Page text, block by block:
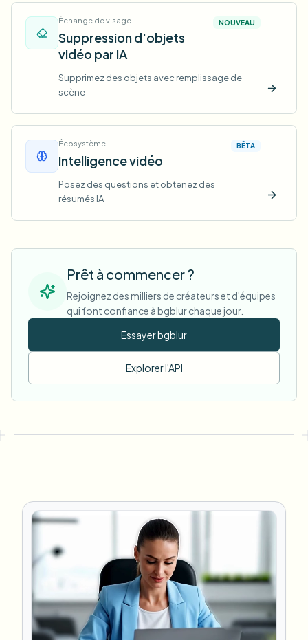
Échange de visage
Suppression d'objets
vidéo par IA
NOUVEAU
Supprimez des objets avec remplissage de
scène
Écosystème
Intelligence vidéo
BÊTA
Posez des questions et obtenez des
résumés IA
Prêt à commencer ?
Rejoignez des milliers de créateurs et d'équipes
qui font confiance à bgblur chaque jour.
Essayer bgblur
Explorer l'API